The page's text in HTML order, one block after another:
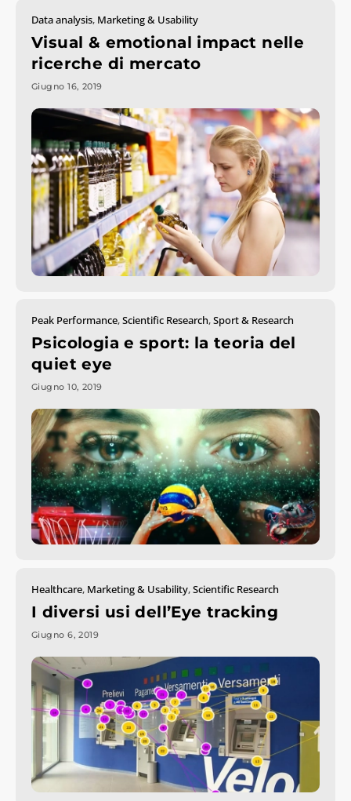
Data analysis, Marketing & Usability
Visual & emotional impact nelle
ricerche di mercato
Giugno 16, 2019
Peak Performance,Scientific Research,Sport & Research
Psicologia e sport: la teoria del
quiet eye
Giugno 10, 2019
Healthcare, Marketing & Usability,Scientific Research
I diversi usi dell’Eye tracking
Giugno 6, 2019